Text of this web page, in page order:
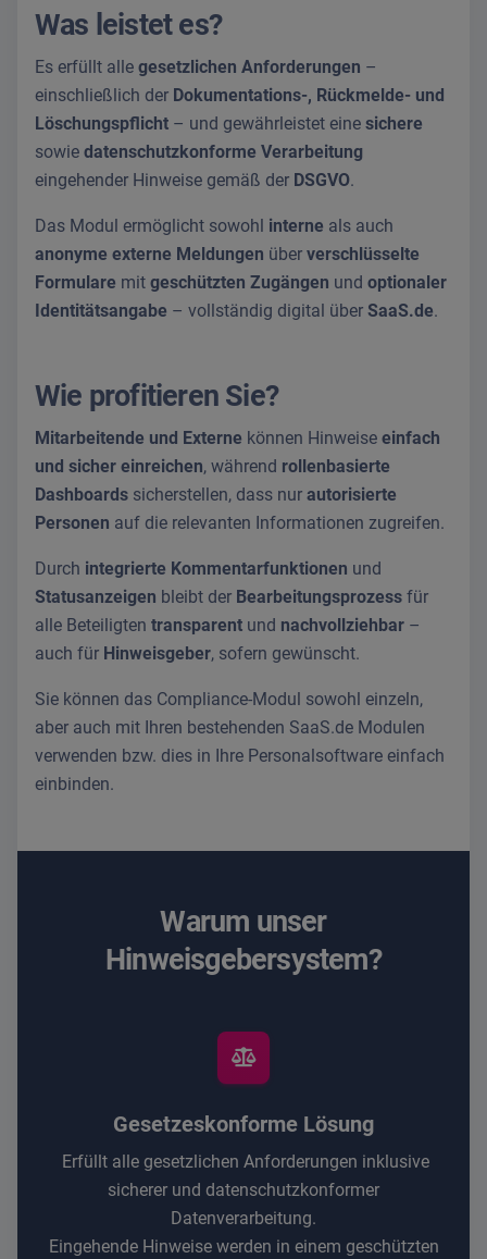
Was leistet es?
Es erfüllt alle gesetzlichen Anforderungen –
einschließlich der Dokumentations-, Rückmelde- und
Löschungspflicht – und gewährleistet eine sichere
sowie datenschutzkonforme Verarbeitung
eingehender Hinweise gemäß der DSGVO.
Das Modul ermöglicht sowohl interne als auch
anonyme externe Meldungen über verschlüsselte
Formulare mit geschützten Zugängen und optionaler
Identitätsangabe – vollständig digital über SaaS.de.
Wie profitieren Sie?
Mitarbeitende und Externe können Hinweise einfach
und sicher einreichen, während rollenbasierte
Dashboards sicherstellen, dass nur autorisierte
Personen auf die relevanten Informationen zugreifen.
Durch integrierte Kommentarfunktionen und
Statusanzeigen bleibt der Bearbeitungsprozess für
alle Beteiligten transparent und nachvollziehbar –
auch für Hinweisgeber, sofern gewünscht.
Sie können das Compliance-Modul sowohl einzeln,
aber auch mit Ihren bestehenden SaaS.de Modulen
verwenden bzw. dies in Ihre Personalsoftware einfach
einbinden.
Warum unser
Hinweisgebersystem?
Gesetzeskonforme Lösung
Erfüllt alle gesetzlichen Anforderungen inklusive
sicherer und datenschutzkonformer
Datenverarbeitung.
Eingehende Hinweise werden in einem geschützten